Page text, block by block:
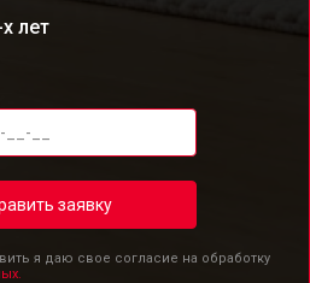
лет
заявку
я даю свое согласие на обработку